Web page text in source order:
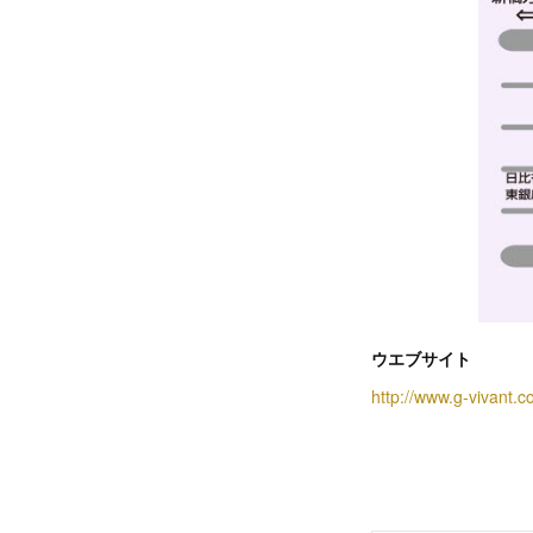
ウエブサイト
http://www.g-